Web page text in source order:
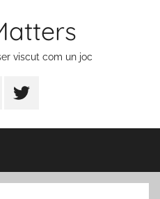
viscut com un joc
Element
menú